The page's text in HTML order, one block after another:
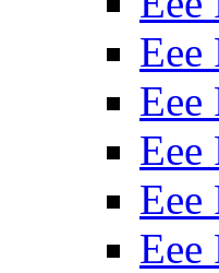
Eee
Eee
Eee
Eee